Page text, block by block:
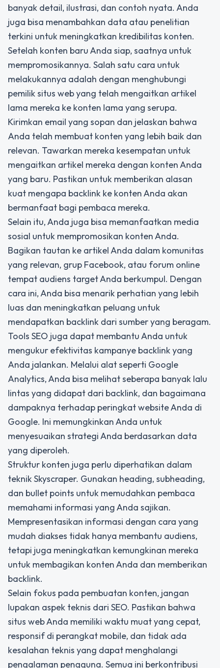
banyak detail, ilustrasi, dan contoh nyata. Anda
juga bisa menambahkan data atau penelitian
terkini untuk meningkatkan kredibilitas konten.
Setelah konten baru Anda siap, saatnya untuk
mempromosikannya. Salah satu cara untuk
melakukannya adalah dengan menghubungi
pemilik situs web yang telah mengaitkan artikel
lama mereka ke konten lama yang serupa.
Kirimkan email yang sopan dan jelaskan bahwa
Anda telah membuat konten yang lebih baik dan
relevan. Tawarkan mereka kesempatan untuk
mengaitkan artikel mereka dengan konten Anda
yang baru. Pastikan untuk memberikan alasan
kuat mengapa backlink ke konten Anda akan
bermanfaat bagi pembaca mereka.
Selain itu, Anda juga bisa memanfaatkan media
sosial untuk mempromosikan konten Anda.
Bagikan tautan ke artikel Anda dalam komunitas
yang relevan, grup Facebook, atau forum online
tempat audiens target Anda berkumpul. Dengan
cara ini, Anda bisa menarik perhatian yang lebih
luas dan meningkatkan peluang untuk
mendapatkan backlink dari sumber yang beragam.
Tools SEO juga dapat membantu Anda untuk
mengukur efektivitas kampanye backlink yang
Anda jalankan. Melalui alat seperti Google
Analytics, Anda bisa melihat seberapa banyak lalu
lintas yang didapat dari backlink, dan bagaimana
dampaknya terhadap peringkat website Anda di
Google. Ini memungkinkan Anda untuk
menyesuaikan strategi Anda berdasarkan data
yang diperoleh.
Struktur konten juga perlu diperhatikan dalam
teknik Skyscraper. Gunakan heading, subheading,
dan bullet points untuk memudahkan pembaca
memahami informasi yang Anda sajikan.
Mempresentasikan informasi dengan cara yang
mudah diakses tidak hanya membantu audiens,
tetapi juga meningkatkan kemungkinan mereka
untuk membagikan konten Anda dan memberikan
backlink.
Selain fokus pada pembuatan konten, jangan
lupakan aspek teknis dari SEO. Pastikan bahwa
situs web Anda memiliki waktu muat yang cepat,
responsif di perangkat mobile, dan tidak ada
kesalahan teknis yang dapat menghalangi
pengalaman pengguna. Semua ini berkontribusi